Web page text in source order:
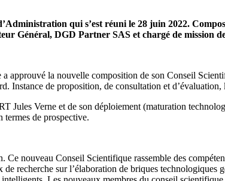
qui s’est réuni le 28 juin 2022.
Général, DGD Partner SAS et chargé de mission
la nouvelle composition de son Conseil
de proposition, de consultation et
Jules Verne et de son déploiement (maturation
termes de prospective.
nouveau Conseil Scientifique rassemble des
recherche sur l’élaboration de briques technologiques